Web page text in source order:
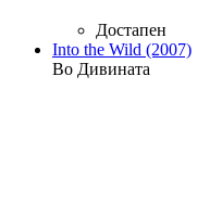
Достапен
Into the Wild (2007)
Во Дивината